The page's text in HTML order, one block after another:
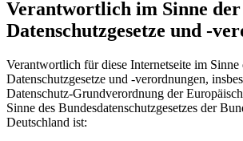
Verantwortlich im Sinne der
Datenschutzgesetze und -
Verantwortlich für diese Internetseite im Sinne
Datenschutzgesetze und -verordnungen,
Datenschutz-Grundverordnung der
Sinne des Bundesdatenschutzgesetzes der
Deutschland ist: